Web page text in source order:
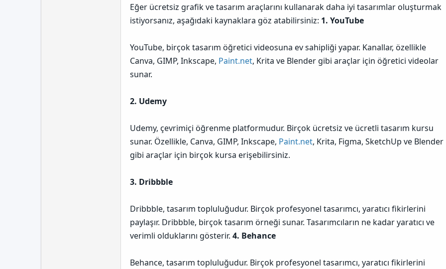
Eğer ücretsiz grafik ve tasarım araçlarını kullanarak daha iyi tasarımlar oluşturmak
istiyorsanız, aşağıdaki kaynaklara göz atabilirsiniz: 1. YouTube
YouTube, birçok tasarım öğretici videosuna ev sahipliği yapar. Kanallar, özellikle
Canva, GIMP, Inkscape, Paint.net, Krita ve Blender gibi araçlar için öğretici videolar
sunar.
2. Udemy
Udemy, çevrimiçi öğrenme platformudur. Birçok ücretsiz ve ücretli tasarım kursu
sunar. Özellikle, Canva, GIMP, Inkscape, Paint.net, Krita, Figma, SketchUp ve Blender
gibi araçlar için birçok kursa erişebilirsiniz.
3. Dribbble
Dribbble, tasarım topluluğudur. Birçok profesyonel tasarımcı, yaratıcı fikirlerini
paylaşır. Dribbble, birçok tasarım örneği sunar. Tasarımcıların ne kadar yaratıcı ve
verimli olduklarını gösterir. 4. Behance
Behance, tasarım topluluğudur. Birçok profesyonel tasarımcı, yaratıcı fikirlerini